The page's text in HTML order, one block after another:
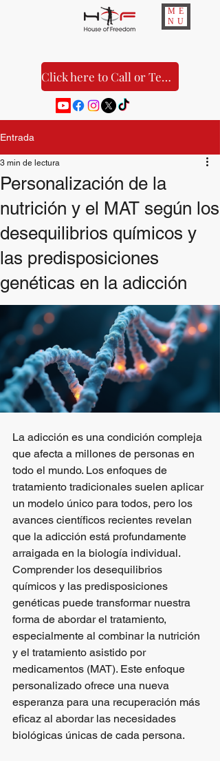
ME
NU
Click here to Call or Text Us!
Entrada
Personalización de la
nutrición y el MAT según los
desequilibrios químicos y
las predisposiciones
genéticas en la adicción
3 min de lectura
La adicción es una condición compleja
que afecta a millones de personas en
todo el mundo. Los enfoques de
tratamiento tradicionales suelen aplicar
un modelo único para todos, pero los
avances científicos recientes revelan
que la adicción está profundamente
arraigada en la biología individual.
Comprender los desequilibrios
químicos y las predisposiciones
genéticas puede transformar nuestra
forma de abordar el tratamiento,
especialmente al combinar la nutrición
y el tratamiento asistido por
medicamentos (MAT). Este enfoque
personalizado ofrece una nueva
esperanza para una recuperación más
eficaz al abordar las necesidades
biológicas únicas de cada persona.